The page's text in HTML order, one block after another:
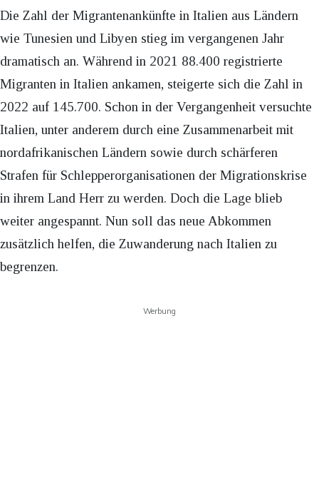
Die Zahl der Migrantenankünfte in Italien aus Ländern
wie Tunesien und Libyen stieg im vergangenen Jahr
dramatisch an. Während in 2021 88.400 registrierte
Migranten in Italien ankamen, steigerte sich die Zahl in
2022 auf 145.700. Schon in der Vergangenheit versuchte
Italien, unter anderem durch eine Zusammenarbeit mit
nordafrikanischen Ländern sowie durch schärferen
Strafen für Schlepperorganisationen der Migrationskrise
in ihrem Land Herr zu werden. Doch die Lage blieb
weiter angespannt. Nun soll das neue Abkommen
zusätzlich helfen, die Zuwanderung nach Italien zu
begrenzen.
Werbung